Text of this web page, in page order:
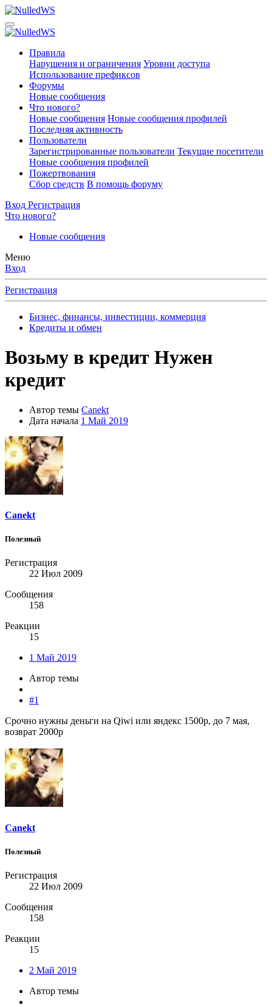
Правила
Нарушения и ограничения Уровни доступа
Использование префиксов
Форумы
Новые сообщения
Что нового?
Новые сообщения Новые сообщения профилей
Последняя активность
Пользователи
Зарегистрированные пользователи Текущие посетители
Новые сообщения профилей
Пожертвования
Сбор средств В помощь форуму
Вход Регистрация
Что нового?
Новые сообщения
Меню
Вход
Регистрация
Бизнес, финансы, инвестиции, коммерция
Кредиты и обмен
Возьму в кредит Нужен
кредит
Автор темы Canekt
Дата начала 1 Май 2019
Canekt
Полезный
Регистрация
22 Июл 2009
Сообщения
158
Реакции
15
1 Май 2019
Автор темы
#1
Срочно нужны деньги на Qiwi или яндекс 1500р, до 7 мая,
возврат 2000р
Canekt
Полезный
Регистрация
22 Июл 2009
Сообщения
158
Реакции
15
2 Май 2019
Автор темы